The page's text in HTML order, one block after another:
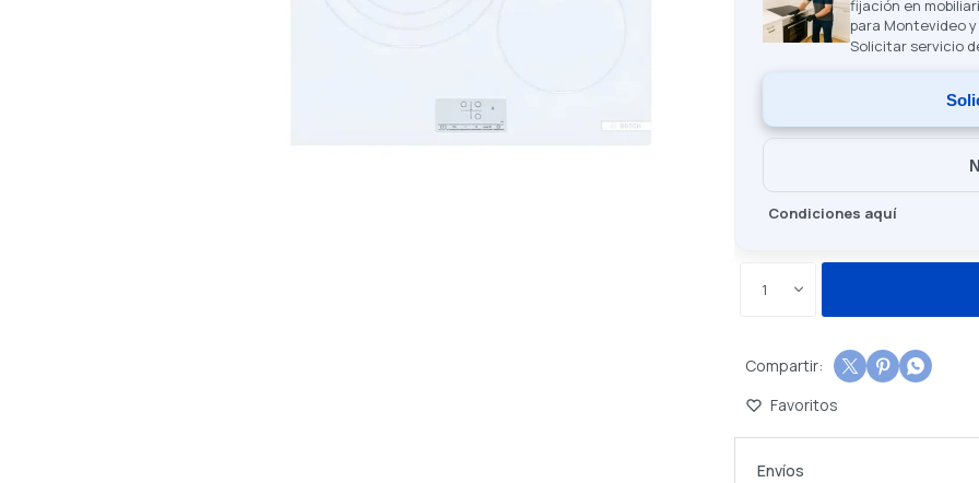
fijación en
para Montevideo
Solicitar servicio
Condiciones aquí
1
  
Envíos